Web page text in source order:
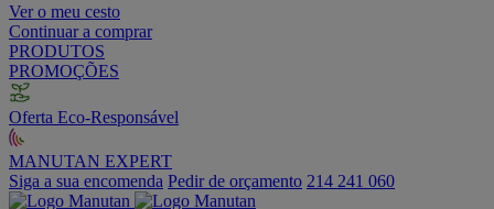
Ver o meu cesto
Continuar a comprar
PRODUTOS
PROMOÇÕES
Oferta Eco-Responsável
MANUTAN EXPERT
Siga a sua encomenda Pedir de orçamento 214 241 060